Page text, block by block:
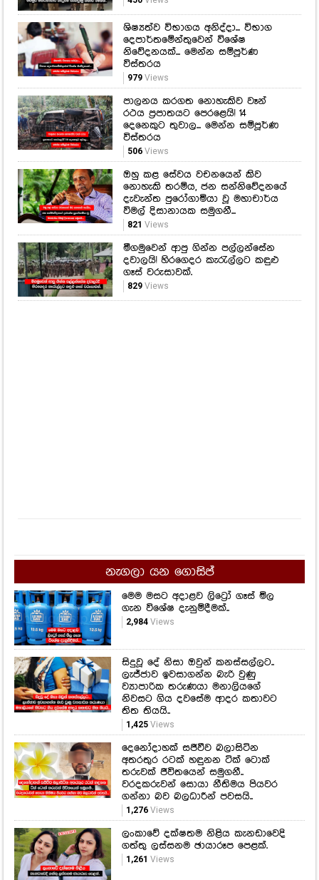
ශිෂ්‍යත්ව විභාගය අනිද්දා... විභාග
දෙපාර්තමේන්තුවෙන් විශේෂ
නිවේදනයක්... මෙන්න සම්පූර්ණ
විස්තරය
979Views
පාලනය කරගත නොහැකිව වෑන්
රථය ප්‍රපාතයට පෙරළෙයි! 14
දෙනෙකුට තුවාල... මෙන්න සම්පූර්ණ
විස්තරය
506Views
ඔහු කළ සේවය වචනයෙන් කිව
නොහැකි තරම්ය, ජන සන්නිවේදනයේ
දැවැන්ත පුරෝගාමියා වූ මහාචාර්ය
විමල් දිසානායක සමුගනී...
821 Views
මීගමුවෙන් ආපු ගින්න පල්ලන්සේන
දවාලයි! හිරගෙදර කැරැල්ලට කඳුළු
ගෑස් වරුසාවක්.
829Views
නැගලා යන ගොසිප්
මෙම මසට අදාළව ලිට්‍රෝ ගෑස් මිල
ගැන විශේෂ දැනුම්දීමක්..
2,984Views
සිදුවූ දේ නිසා ඔවුන් කනස්සල්ලට..
ලැජ්ජාව ඉවසාගන්න බැරි වුණු
ව්‍යාපාරික තරුණයා මනාලියගේ
නිවසට ගිය දවසේම ආදර කතාවට
තිත තියයි..
1,425Views
දෙනෝදාහක් සජීවීව බලාසිටින
අතරතුර රටක් හඳුනන ටික් ටොක්
තරුවක් ජීවිතයෙන් සමුගනී..
වරදකරුවන් සොයා නීතිමය පියවර
ගන්නා බව බලධාරීන් පවසයි..
1,276Views
ලංකාවේ දක්ෂතම නිළිය කැනඩාවෙදි
ගත්තු ලස්සනම ඡායාරූප පෙළක්.
1,261 Views